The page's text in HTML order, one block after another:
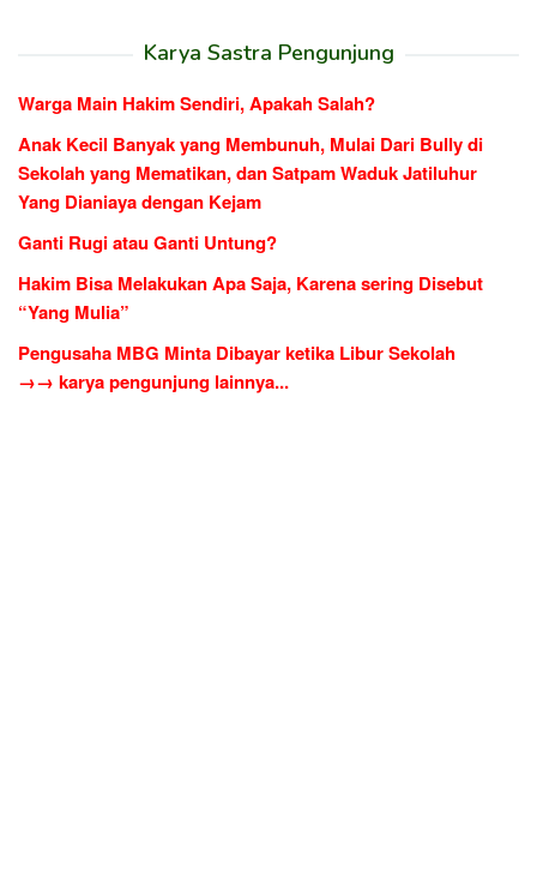
Karya Sastra Pengunjung
Warga Main Hakim Sendiri, Apakah Salah?
Anak Kecil Banyak yang Membunuh, Mulai Dari Bully di
Sekolah yang Mematikan, dan Satpam Waduk Jatiluhur
Yang Dianiaya dengan Kejam
Ganti Rugi atau Ganti Untung?
Hakim Bisa Melakukan Apa Saja, Karena sering Disebut
“Yang Mulia”
Pengusaha MBG Minta Dibayar ketika Libur Sekolah
→→ karya pengunjung lainnya...